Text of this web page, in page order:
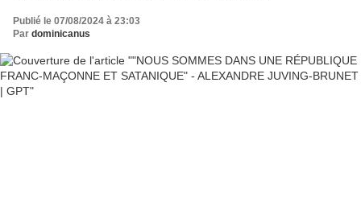
Publié le 07/08/2024 à 23:03
Par dominicanus